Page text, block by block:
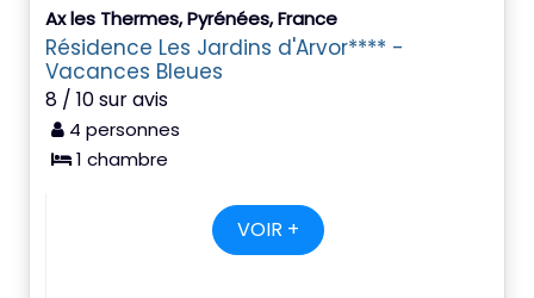
Ax les Thermes, Pyrénées, France
Résidence Les Jardins d'Arvor**** -
Vacances Bleues
8 / 10 sur avis
4 personnes
1 chambre
VOIR +